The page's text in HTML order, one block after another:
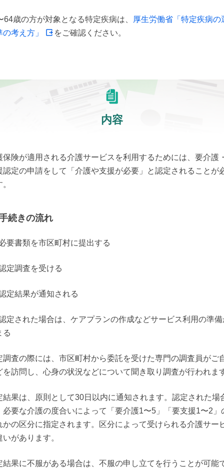
64歳の方が対象となる特定疾病は、
厚生労働省「特定疾病の
の考え方」
をご確認ください。
内容
保険が適用される介護サービスを利用するためには、要介護
認定の申請をして「介護や支援が必要」と認定されることが
続きの流れ
要書類を市区町村に提出する
定調査を受ける
定結果が通知される
定された場合は、ケアプランの作成などサービス利用の準備
る
調査の際には、市区町村から委託を受けた専門の調査員がご
を訪問し、心身の状況などについて聞き取り調査が行われま
結果は、原則として30日以内に通知されます。認定された場
必要な介護の度合いによって「要介護1〜5」「要支援1〜2」
かの区分に指定されます。区分によって受けられる介護サー
いがあります。
結果に不服がある場合は、不服の申し立てを行うことが可能